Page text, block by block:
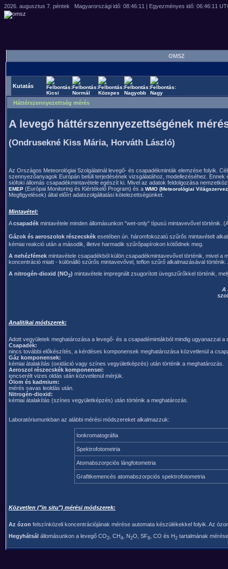
OMSZ
Kutatás
Háttérszennyezettség mérés
A levegő háttérszennyezettségének
(Ondrusekné Kiss Mária, Horváth László)
Az Országos Meteorológiai Szolgálatnál levegő- és csapadékminták elemzése folyik.
szennyezőanyagok Európán belüli terjedésének vizsgálatához, modellezéséhez.
siófoki állomás csapadékmintavétele egészít ki. Mivel az adatok feldolgozása
EMEP (Európai Monitoring és Kiértékelő Program) és a WMO (Meteorológiai
Megfigyelések) által előírt adatszolgáltatási kötelezettségünket.
Mintavétel:
Acsapadék mintavétele minden állomásunkon "wet-only" típusú mintavevővel
Gázok és aeroszolok részecskék esetében ún. háromfokozatú szűrős mintavételt
kémiai reakció után a második, illetve harmadik szűrőpapírokon kötődnek meg.
A nehézfémek mintavétele csapadékból külön csapadékmintavevővel történik, mivel
koncentráció miatt - különálló szűrős mintavevővel, teflon szűrő alkalmazásával
A nitrogén-dioxid (NO2) mintavétele impregnált zsugorított üvegszűrőkkel történik,
A
Analitikai módszerek:
Adott vegyületek meghatározása a levegő- és a csapadémintákból mindig ugyanazzal
Csapadék:
nincs további előkészítés, a kérdéses komponensek meghatározása közvetlenül a
Gáz komponensek:
kémiai átalakítás (oxidáció vagy színes vegyületképzés) után történik a meghatározás.
Aeroszol részecskék komponensei:
ioncserélt vizes oldás után közvetlenül mérjük.
Ólom és kadmium:
mérés savas leoldás után.
Nitrogén-dioxid:
kémiai átalakítás (színes vegyületképzés) után történik a meghatározás.
Laboratóriumunkban az alábbi mérési módszereket alkalmazzuk:
Ionkromatográfia
Spektrofotometria
Atomabszorpciós lángfotometria
Grafitkemencés atomabszorpciós spektrofotometria
Közvetlen ("in situ") mérési módszerek:
Az ózon felszínközeli koncentrációjának mérése automata készülékekkel folyik. Az
Hegyhátsál állomásunkon a levegő CO2 , CH4 , N2O, SF6 , CO és H2 tartalmának